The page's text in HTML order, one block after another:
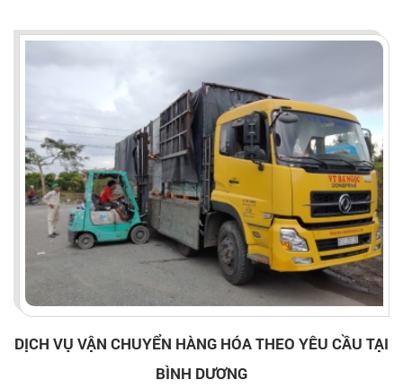
DỊCH VỤ VẬN CHUYỂN HÀNG HÓA THEO YÊU CẦU TẠI
BÌNH DƯƠNG